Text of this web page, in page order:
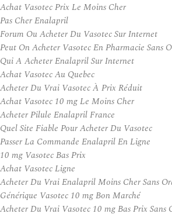
Achat Vasotec Prix Le Moins Cher
Pas Cher Enalapril
Forum Ou Acheter Du Vasotec Sur Internet
Peut On Acheter Vasotec En Pharmacie Sans
Qui A Acheter Enalapril Sur Internet
Achat Vasotec Au Quebec
Acheter Du Vrai Vasotec À Prix Réduit
Achat Vasotec 10 mg Le Moins Cher
Acheter Pilule Enalapril France
Quel Site Fiable Pour Acheter Du Vasotec
Passer La Commande Enalapril En Ligne
10 mg Vasotec Bas Prix
Achat Vasotec Ligne
Acheter Du Vrai Enalapril Moins Cher Sans
Générique Vasotec 10 mg Bon Marché
Acheter Du Vrai Vasotec 10 mg Bas Prix Sans